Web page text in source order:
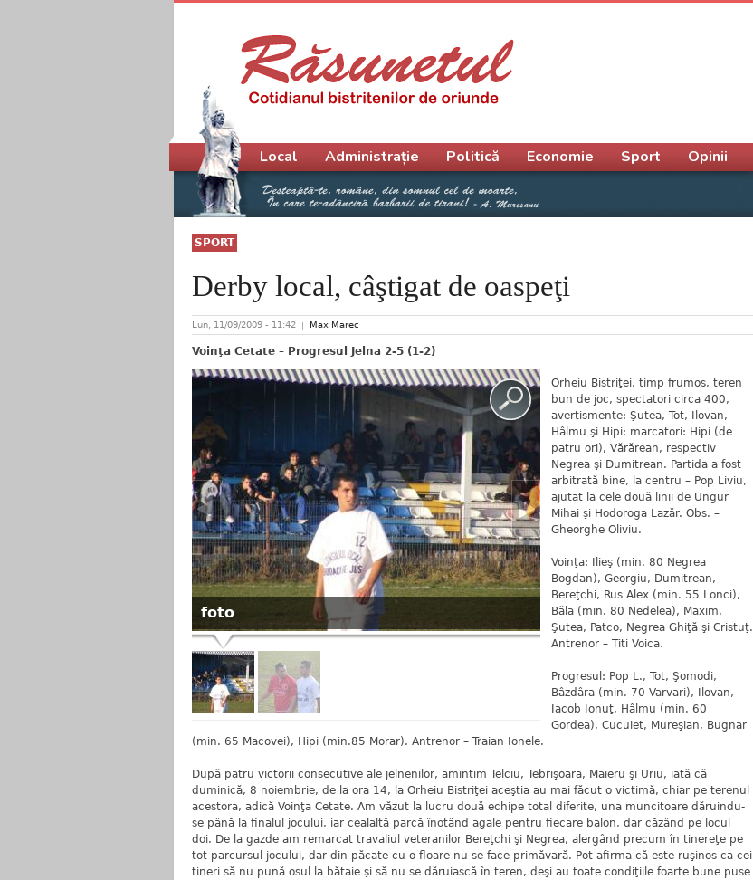
SPORT
Derby local, câştigat de oaspeţi
Lun, 11/09/2009 - 11:42 Max Marec
Voinţa Cetate – Progresul Jelna 2-5 (1-2)
foto
Orheiu Bistriţei, timp frumos, teren
bun de joc, spectatori circa 400,
avertismente: Şutea, Tot, Ilovan,
Hâlmu şi Hipi; marcatori: Hipi (de
patru ori), Vărărean, respectiv
Negrea şi Dumitrean. Partida a fost
arbitrată bine, la centru – Pop Liviu,
ajutat la cele două linii de Ungur
Mihai şi Hodoroga Lazăr. Obs. –
Gheorghe Oliviu.
Voinţa: Ilieş (min. 80 Negrea
Bogdan), Georgiu, Dumitrean,
Bereţchi, Rus Alex (min. 55 Lonci),
Băla (min. 80 Nedelea), Maxim,
Şutea, Patco, Negrea Ghiţă şi Cristuţ.
Antrenor – Titi Voica.
Progresul: Pop L., Tot, Şomodi,
Bâzdâra (min. 70 Varvari), Ilovan,
Iacob Ionuţ, Hâlmu (min. 60
Gordea), Cucuiet, Mureşian, Bugnar
(min. 65 Macovei), Hipi (min.85 Morar). Antrenor – Traian Ionele.
După patru victorii consecutive ale jelnenilor, amintim Telciu, Tebrişoara, Maieru şi Uriu, iată că
duminică, 8 noiembrie, de la ora 14, la Orheiu Bistriţei aceştia au mai făcut o victimă, chiar pe terenul
acestora, adică Voinţa Cetate. Am văzut la lucru două echipe total diferite, una muncitoare dăruindu-
se până la finalul jocului, iar cealaltă parcă înotând agale pentru fiecare balon, dar căzând pe locul
doi. De la gazde am remarcat travaliul veteranilor Bereţchi şi Negrea, alergând precum în tinereţe pe
tot parcursul jocului, dar din păcate cu o floare nu se face primăvară. Pot afirma că este ruşinos ca cei
tineri să nu pună osul la bătaie şi să nu se dăruiască în teren, deşi au toate condiţiile foarte bune puse
Meniu principal
Local Administrație Politică Economie Sport Opinii